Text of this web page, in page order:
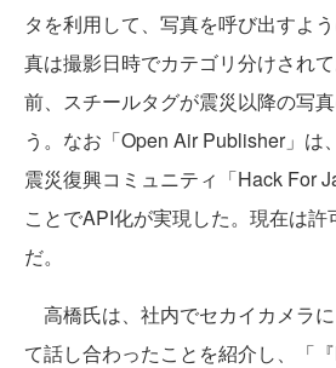
タを利用して、写真を呼び出すよ
真は撮影日時でカテゴリ分けされ
前、スチールタグが震災以降の写
う。なお「Open Air Publisher」は
震災復興コミュニティ「Hack For
ことでAPI化が実現した。現在は
だ。
高橋氏は、社内でセカイカメラ
て話し合わったことを紹介し、「